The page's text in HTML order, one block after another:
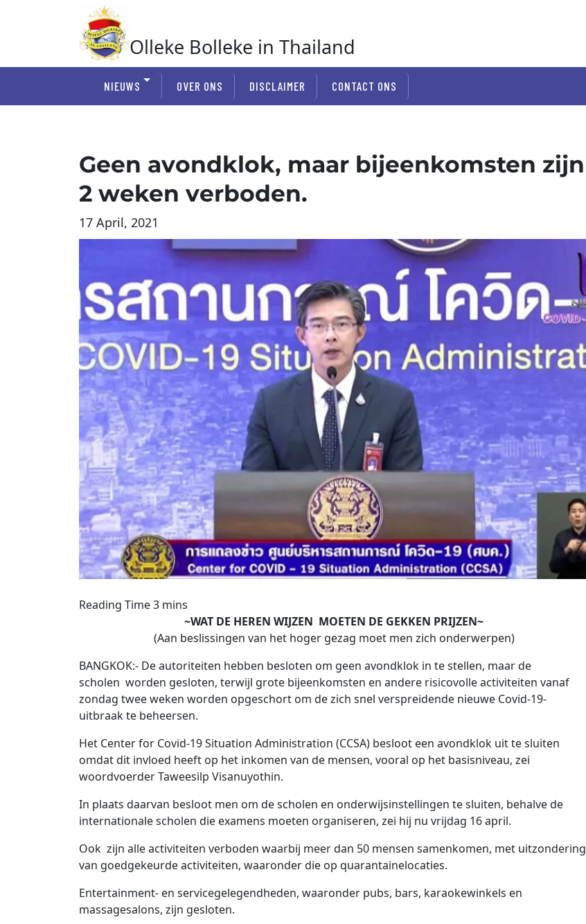
Olleke Bolleke in Thailand
NIEUWS OVER ONS DISCLAIMER CONTACT ONS
Geen avondklok, maar bijeenkomsten zijn
2 weken verboden.
17 April, 2021
~WAT DE HEREN WIJZEN MOETEN DE GEKKEN PRIJZEN~
(Aan beslissingen van het hoger gezag moet men zich onderwerpen)
BANGKOK:- De autoriteiten hebben besloten om geen avondklok in te stellen, maar de
scholen worden gesloten, terwijl grote bijeenkomsten en andere risicovolle activiteiten vanaf
zondag twee weken worden opgeschort om de zich snel verspreidende nieuwe Covid-19-
uitbraak te beheersen.
Het Center for Covid-19 Situation Administration (CCSA) besloot een avondklok uit te sluiten
omdat dit invloed heeft op het inkomen van de mensen, vooral op het basisniveau, zei
woordvoerder Taweesilp Visanuyothin.
In plaats daarvan besloot men om de scholen en onderwijsinstellingen te sluiten, behalve de
internationale scholen die examens moeten organiseren, zei hij nu vrijdag 16 april.
Ook zijn alle activiteiten verboden waarbij meer dan 50 mensen samenkomen, met uitzondering
van goedgekeurde activiteiten, waaronder die op quarantainelocaties.
Entertainment- en servicegelegendheden, waaronder pubs, bars, karaokewinkels en
massagesalons, zijn gesloten.